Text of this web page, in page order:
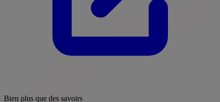
Bien plus que des savoirs